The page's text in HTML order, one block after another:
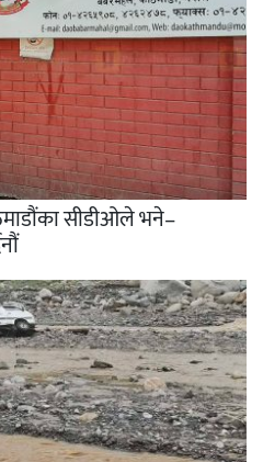
सीडीओले भने–